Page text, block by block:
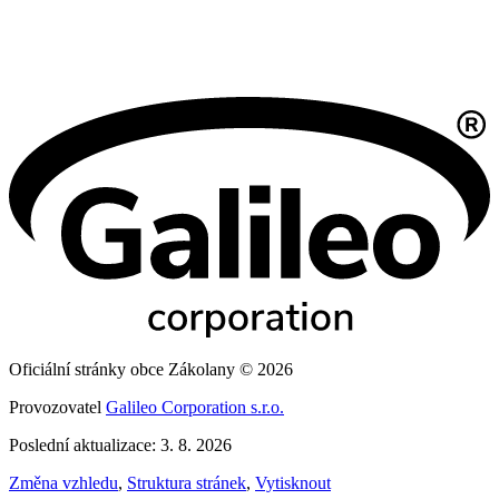
Oficiální stránky obce Zákolany © 2026
Provozovatel Galileo Corporation s.r.o.
Poslední aktualizace: 3. 8. 2026
Změna vzhledu, Struktura stránek, Vytisknout